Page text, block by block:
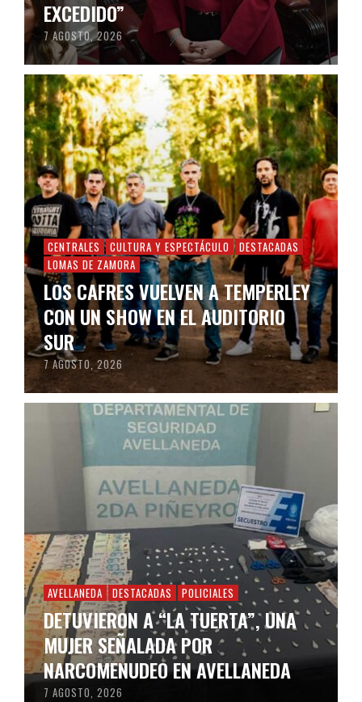
EXCEDIDO”
7 AGOSTO, 2026
CENTRALES CULTURA Y ESPECTÁCULO
DESTACADAS
LOMAS DE ZAMORA
LOS CAFRES VUELVEN A TEMPERLEY
CON UN SHOW EN EL AUDITORIO
SUR
7 AGOSTO, 2026
AVELLANEDA DESTACADAS POLICIALES
DETUVIERON A “LA TUERTA”, UNA
MUJER SEÑALADA POR
NARCOMENUDEO EN AVELLANEDA
7 AGOSTO, 2026